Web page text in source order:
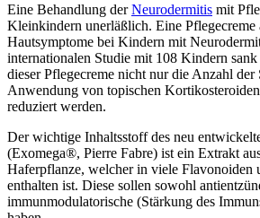
Eine Behandlung derNeurodermitis mit
Kleinkindern unerläßlich. Eine Pflegecreme
Hautsymptome bei Kindern mit
internationalen Studie mit 108 Kindern
dieser Pflegecreme nicht nur die Anzahl der
Anwendung von topischen
reduziert werden.
Der wichtige Inhaltsstoff des neu
(Exomega®, Pierre Fabre) ist ein Extrakt
Haferpflanze, welcher in viele Flavonoiden
enthalten ist. Diese sollen sowohl
immunmodulatorische (Stärkung des